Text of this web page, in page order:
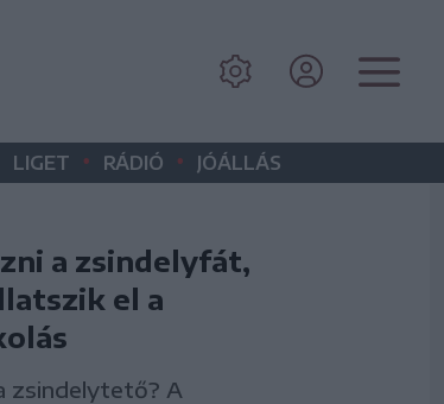
LIGET • RÁDIÓ • JÓÁLLÁS
a zsindelyfát,
el a
zsindelytető? A